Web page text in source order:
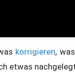
korrigieren,
etwas